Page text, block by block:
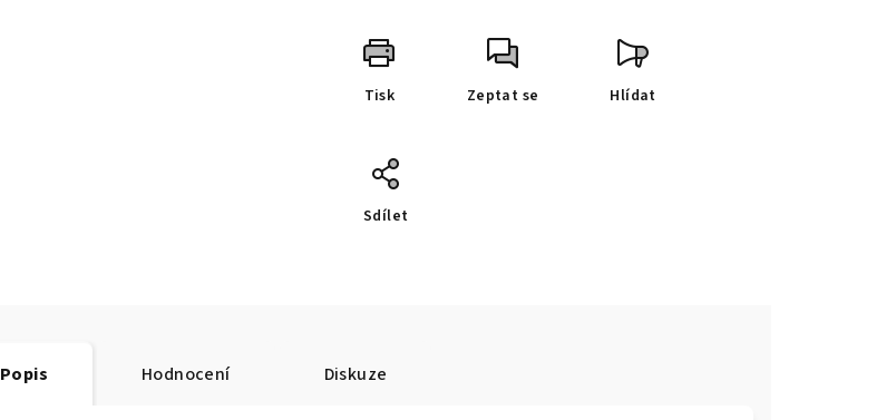
Tisk Zeptat se Hlídat
Sdílet
Popis Hodnocení Diskuze